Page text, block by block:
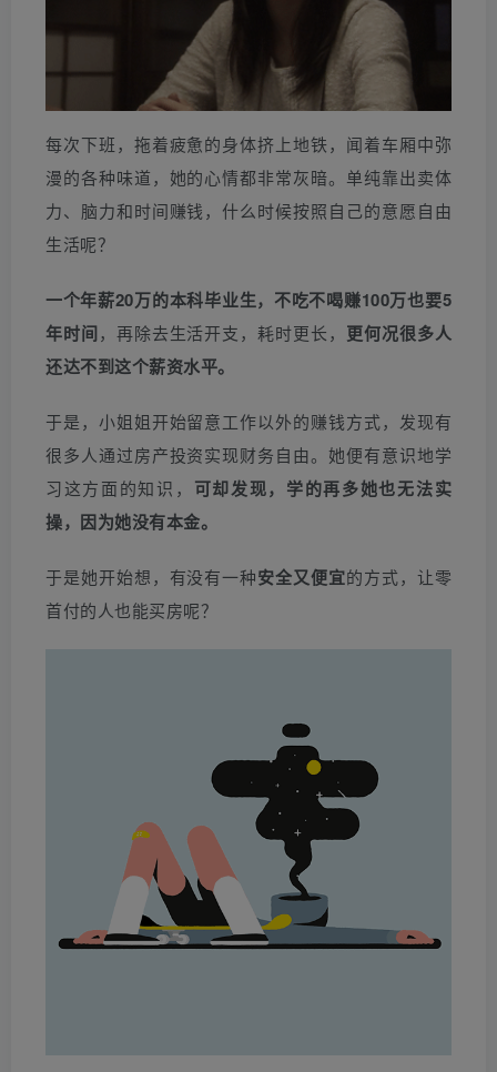
每次下班，拖着疲惫的身体挤上地铁，闻着车厢中弥
漫的各种味道，她的心情都非常灰暗。单纯靠出卖体
力、脑力和时间赚钱，什么时候按照自己的意愿自由
生活呢？
一个年薪20万的本科毕业生，不吃不喝赚100万也要5
年时间，再除去生活开支，耗时更长， 更何况很多人
还达不到这个薪资水平。
于是，小姐姐开始留意工作以外的赚钱方式，发现有
很多人通过房产投资实现财务自由。她便有意识地学
习这方面的知识， 可却发现，学的再多她也无法实
操， 因为她没有本金。
于是她开始想，有没有一种安全又便宜的方式，让零
首付的人也能买房呢？